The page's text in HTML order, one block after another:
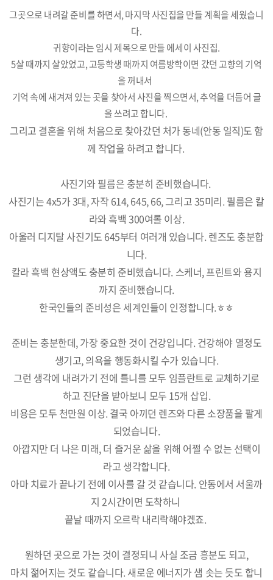
그곳으로 내려갈 준비를 하면서, 마지막 사진집을 만들 계획을 세웠습니
다.
귀향이라는 임시 제목으로 만들 에세이 사진집.
5살 때까지 살았었고, 고등학생 때까지 여름방학이면 갔던 고향의 기억
을 꺼내서
기억 속에 새겨져 있는 곳을 찾아서 사진을 찍으면서, 추억을 더듬어 글
을 쓰려고 합니다.
그리고 결혼을 위해 처음으로 찾아갔던 처가 동네(안동 일직)도 함
께 작업을 하려고 합니다.
사진기와 필름은 충분히 준비했습니다.
사진기는 4x5가 3대, 자작 614, 645, 66, 그리고 35미리. 필름은 칼
라와 흑백 300여롤 이상.
아울러 디지탈 사진기도 645부터 여러개 있습니다. 렌즈도 충분합
니다.
칼라 흑백 현상액도 충분히 준비했습니다. 스케너, 프린트와 용지
까지 준비했습니다.
한국인들의 준비성은 세계인들이 인정합니다.ㅎㅎ
준비는 충분한데, 가장 중요한 것이 건강입니다. 건강해야 열정도
생기고, 의욕을 행동화시킬 수가 있습니다.
그런 생각에 내려가기 전에 틀니를 모두 임플란트로 교체하기로
하고 진단을 받아보니 모두 15개 삽입.
비용은 모두 천만원 이상. 결국 아끼던 렌즈와 다른 소장품을 팔게
되었습니다.
아깝지만 더 나은 미래, 더 즐거운 삶을 위해 어쩔 수 없는 선택이
라고 생각합니다.
아마 치료가 끝나기 전에 이사를 갈 것 같습니다. 안동에서 서울까
지 2시간이면 도착하니
끝날 때까지 오르락 내리락해야겠죠.
원하던 곳으로 가는 것이 결정되니 사실 조금 흥분도 되고,
마치 젊어지는 것도 같습니다. 새로운 에너지가 샘 솟는 듯도 합니